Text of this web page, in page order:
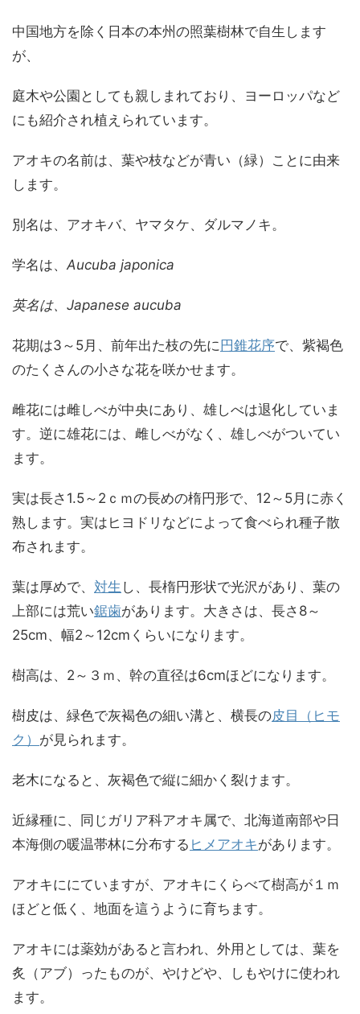
中国地方を除く日本の本州の照葉樹林で自生します
が、
庭木や公園としても親しまれており、ヨーロッパなど
にも紹介され植えられています。
アオキの名前は、葉や枝などが青い（緑）ことに由来
します。
別名は、アオキバ、ヤマタケ、ダルマノキ。
学名は、 Aucuba japonica
英名は、Japanese aucuba
花期は3～5月、前年出た枝の先に円錐花序で、紫褐色
のたくさんの小さな花を咲かせます。
雌花には雌しべが中央にあり、雄しべは退化していま
す。逆に雄花には、雌しべがなく、雄しべがついてい
ます。
実は長さ1.5～2ｃｍの長めの楕円形で、12～5月に赤く
熟します。実はヒヨドリなどによって食べられ種子散
布されます。
葉は厚めで、 対生 し、長楕円形状で光沢があり、葉の
上部には荒い鋸歯があります。大きさは、長さ8～
25cm、幅2～12cmくらいになります。
樹高は、2～３ｍ、幹の直径は6cmほどになります。
樹皮は、緑色で灰褐色の細い溝と、横長の皮目（ヒモ
ク） が見られます。
老木になると、灰褐色で縦に細かく裂けます。
近縁種に、同じガリア科アオキ属で、北海道南部や日
本海側の暖温帯林に分布する ヒメアオキがあります。
アオキににていますが、アオキにくらべて樹高が１ｍ
ほどと低く、地面を這うように育ちます。
アオキには薬効があると言われ、外用としては、葉を
炙（アブ）ったものが、やけどや、しもやけに使われ
ます。